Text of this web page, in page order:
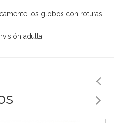
los globos con roturas.
adulta.